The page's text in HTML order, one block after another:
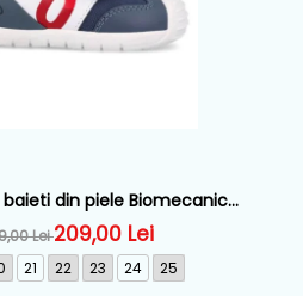
din piele Biomecanics,
- 262121-A556
Lei209,00 Lei
21 22 23 24 25